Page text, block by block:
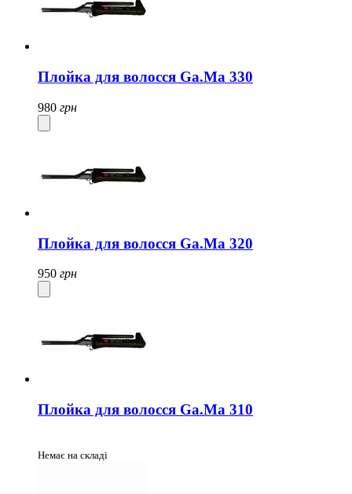
Плойка для волосся Ga.Ma 330
980 грн
Плойка для волосся Ga.Ma 320
950 грн
Плойка для волосся Ga.Ma 310
Немає на складі